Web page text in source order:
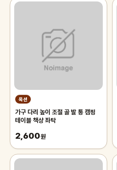
옥션
가구 다리 높이 조절 골 발 통 캠핑
테이블 책상 좌탁
2,600원